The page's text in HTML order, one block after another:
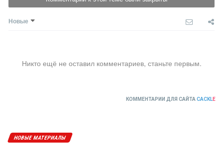
Новые
Никто ещё не оставил комментариев, станьте первым.
КОММЕНТАРИИ ДЛЯ САЙТА CACKLE
НОВЫЕ МАТЕРИАЛЫ